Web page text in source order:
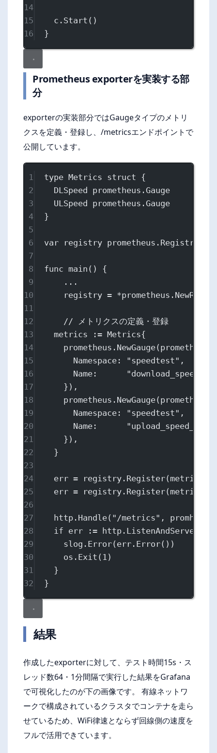
14
15
c. Start ()
16
}
Prometheus exporterを実装する部
分
exporterの実装部分ではGaugeタイプのメトリ
クスを定義・登録し、/metricsエンドポイントで
公開しています。
1 type Metrics struct {
2
DLSpeed prometheus .Gauge
3
ULSpeed prometheus .Gauge
4
}
5
6
var registry prometheus . Registry
7
8
func main () {
9
...
10
registry = *prometheus.
11
12
// メトリクスの定義・登録
13
metrics := Metrics{
14
prometheus. NewGauge( prometheus
15
Namespace: "speedtest" ,
16
Name:
17
}),
18
prometheus. NewGauge( prometheus
19
Namespace: "speedtest" ,
20
Name:
21
}),
22
}
23
24
err = registry. Register
25
err = registry. Register
26
27
http. Handle( "/metrics" , promhttp.
28
if err := http. ListenAndServe
29
slog. Error(err. Error())
30
os. Exit ( 1 )
31
}
32
}
結果
作成したexporterに対して、テスト時間15s・ス
レッド数64・1分間隔で実行した結果をGrafana
で可視化したのが下の画像です。 有線ネットワ
ークで構成されているクラスタでコンテナを走ら
せているため、WiFi律速とならず回線側の速度を
フルで活用できています。